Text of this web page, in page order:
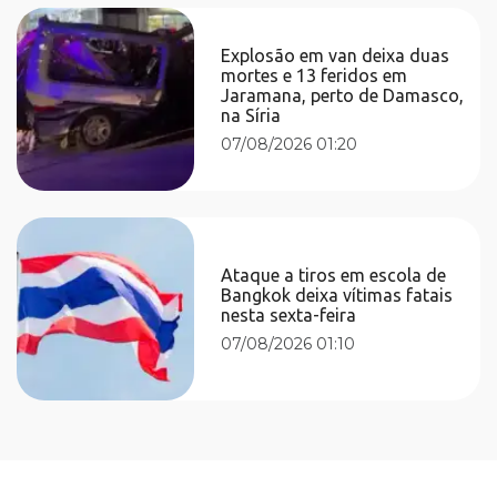
Explosão em van deixa duas
mortes e 13 feridos em
Jaramana, perto de Damasco,
na Síria
07/08/2026 01:20
Ataque a tiros em escola de
Bangkok deixa vítimas fatais
nesta sexta-feira
07/08/2026 01:10